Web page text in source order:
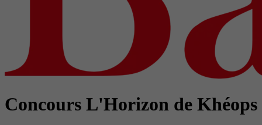
Concours L'Horizon de Khéops